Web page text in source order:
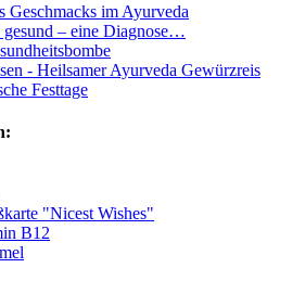
Geschmacks im Ayurveda
gesund – eine Diagnose…
- Heilsamer Ayurveda Gewürzreis
Festtage
"Nicest Wishes"
B12